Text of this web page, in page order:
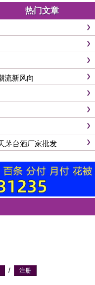
热门文章
流新风向
茅台酒厂家批发
/